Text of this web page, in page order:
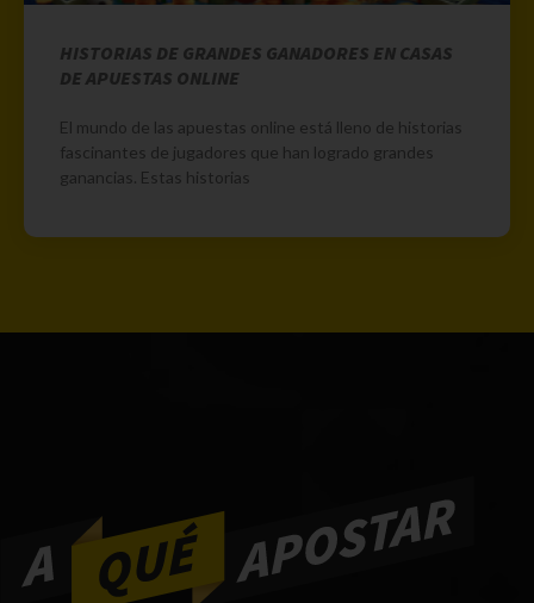
HISTORIAS DE GRANDES GANADORES EN CASAS
DE APUESTAS ONLINE
El mundo de las apuestas online está lleno de historias
fascinantes de jugadores que han logrado grandes
ganancias. Estas historias